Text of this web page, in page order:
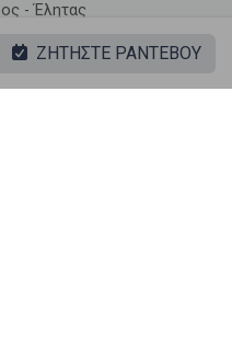
- Έλητας
Παρος - Έλητας
ΖΗΤΗΣΤΕ ΡΑΝΤΕΒΟΥ